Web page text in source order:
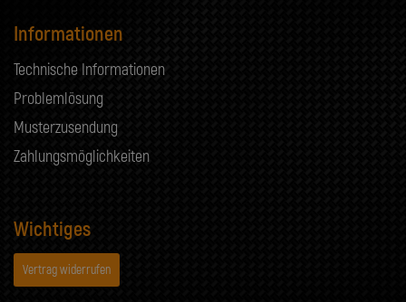
Informationen
Technische Informationen
Problemlösung
Musterzusendung
Zahlungsmöglichkeiten
Wichtiges
Vertrag widerrufen